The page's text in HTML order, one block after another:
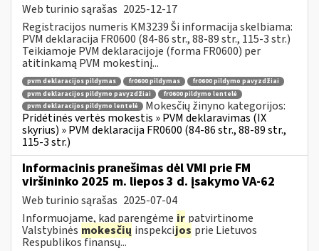
Web turinio sąrašas 2025-12-17
Registracijos numeris KM3239 Ši informacija skelbiama:
PVM deklaracija FR0600 (84-86 str., 88-89 str., 115-3 str.)
Teikiamoje PVM deklaracijoje (forma FR0600) per
atitinkamą PVM mokestinį...
pvm deklaracijos pildymas fr0600 pildymas
fr0600 pildymo pavyzdžiai
pvm deklaracijos pildymo pavyzdžiai
fr0600 pildymo lentelė
pvm deklaracijos pildymo lentelė
Mokesčių žinyno kategorijos:
Pridėtinės vertės mokestis » PVM deklaravimas (IX
skyrius) » PVM deklaracija FR0600 (84-86 str., 88-89 str.,
115-3 str.)
Informacinis pranešimas dėl VMI prie FM
viršininko 2025 m. liepos 3 d. įsakymo VA-62
Web turinio sąrašas 2025-07-04
Informuojame, kad parengėme ir patvirtinome
Valstybinės mokesčių inspekcijos prie Lietuvos
Respublikos finansų...